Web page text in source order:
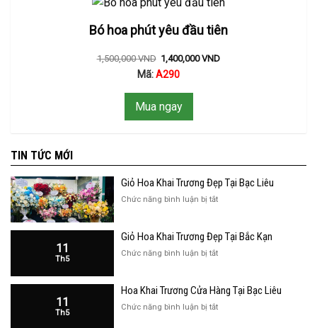
Bó hoa phút yêu đầu tiên
1,500,000VND 1,400,000VND
Mã:A290
Mua ngay
TIN TỨC MỚI
Giỏ Hoa Khai Trương Đẹp Tại Bạc Liêu
Chức năng bình luận bị tắtở
Khai
Đẹp
Liêu
11
Th5
Giỏ Hoa Khai Trương Đẹp Tại Bắc Kạn
Chức năng bình luận bị tắtở
Khai
Đẹp
11
Th5
Hoa Khai Trương Cửa Hàng Tại Bạc Liêu
Chức năng bình luận bị tắtở